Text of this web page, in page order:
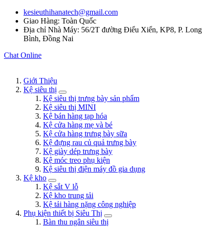
kesieuthihanatech@gmail.com
Giao Hàng: Toàn Quốc
Địa chỉ Nhà Máy: 56/2T đường Điểu Xiển, KP8, P. Long
Bình, Đồng Nai
Chat Online
Giới Thiệu
Kệ siêu thị
Kệ siêu thị trưng bày sản phẩm
Kệ siêu thị MINI
Kệ bán hàng tạp hóa
Kệ cửa hàng mẹ và bé
Kệ cửa hàng trưng bày sữa
Kệ đựng rau củ quả trưng bày
Kệ giày dép trưng bày
Kệ móc treo phụ kiện
Kệ siêu thị điện máy đồ gia dụng
Kệ kho
Kệ sắt V lỗ
Kệ kho trung tải
Kệ tải hàng nặng công nghiệp
Phụ kiện thiết bị Siêu Thị
Bàn thu ngân siêu thị